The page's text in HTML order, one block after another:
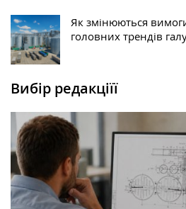
Як змінюються
головних трендів
Вибір редакціїї